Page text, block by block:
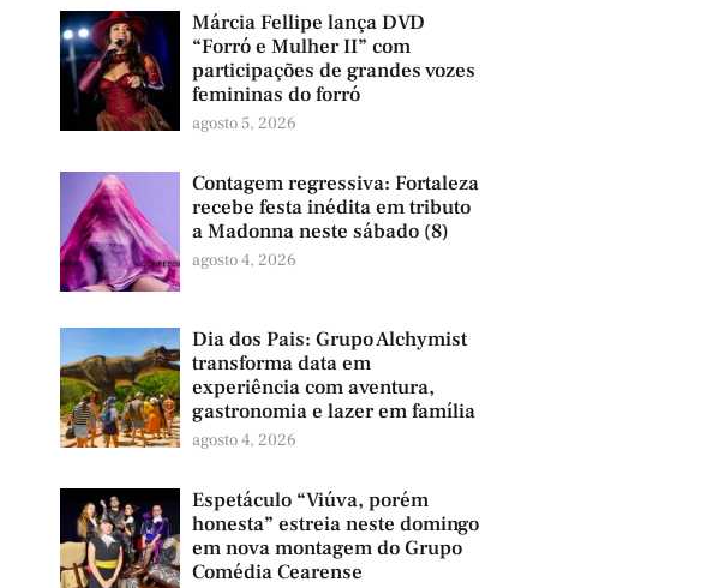
Márcia Fellipe lança DVD
“Forró e Mulher II” com
participações de grandes vozes
femininas do forró
agosto 5, 2026
Contagem regressiva: Fortaleza
recebe festa inédita em tributo
a Madonna neste sábado (8)
agosto 4, 2026
Dia dos Pais: Grupo Alchymist
transforma data em
experiência com aventura,
gastronomia e lazer em família
agosto 4, 2026
Espetáculo “Viúva, porém
honesta” estreia neste domingo
em nova montagem do Grupo
Comédia Cearense